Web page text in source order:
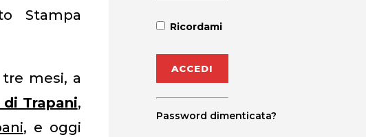
Stampa
mesi, a
Trapani,
, e oggi
Ricordami
Password dimenticata?